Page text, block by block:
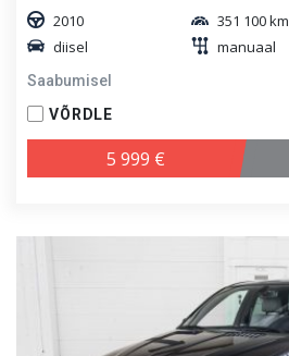
2010
351 100 km
diisel
manuaal
Saabumisel
VÕRDLE
5 999 €